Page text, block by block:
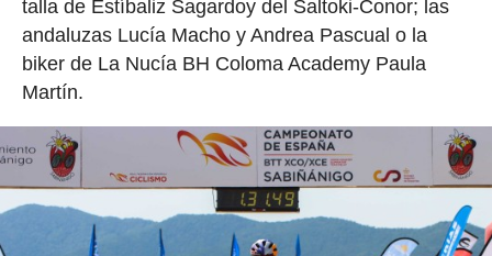
talla de Estíbaliz Sagardoy del Saltoki-Conor; las
andaluzas Lucía Macho y Andrea Pascual o la
biker de La Nucía BH Coloma Academy Paula
Martín.